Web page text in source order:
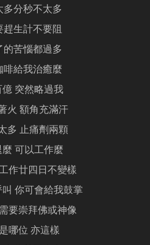
多分秒不太多
趕生計不要阻
的苦惱都過多
啡給我治癒麼
突然略過我
火 額角充滿汗
多 止痛劑兩顆
可以工作麼
作廿四日不變樣
你可會給我鼓掌
要崇拜佛或神像
哪位 亦這樣